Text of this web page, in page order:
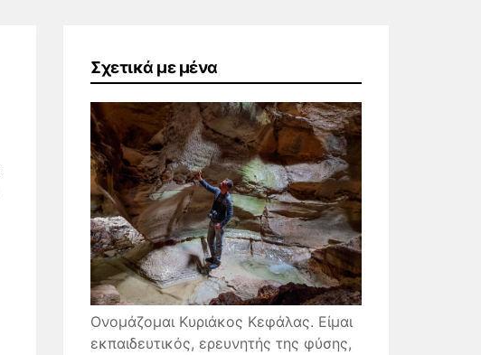
Σχετικά με μένα
Ονομάζομαι Κυριάκος Κεφάλας. Είμαι
εκπαιδευτικός, ερευνητής της φύσης,